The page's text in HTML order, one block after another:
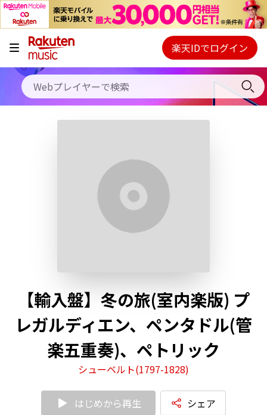
キャンペーン
料金プラン
使い方
Webプレイヤー
ご契約内容の確認・変更
楽天IDでログイン
【輸入盤】冬の旅(室内楽版) プ
レガルディエン、ペンタドル(管
楽五重奏)、ペトリック
シューベルト(1797-1828)
はじめから再生 シェア